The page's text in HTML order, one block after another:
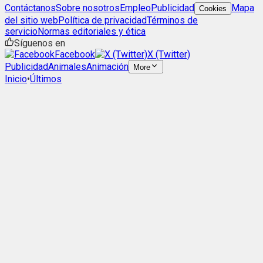
ContáctanosSobre nosotrosEmpleoPublicidad Cookies
Mapa
del sitio webPolítica de privacidadTérminos de
servicioNormas editoriales y ética
Síguenos en
Facebook
X (Twitter)
PublicidadAnimalesAnimación More
Inicio•Últimos